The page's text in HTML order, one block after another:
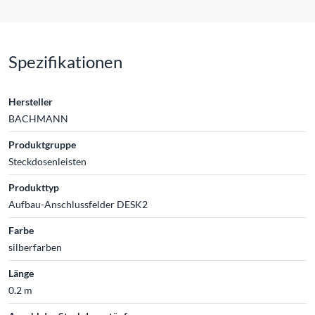
Spezifikationen
Hersteller
BACHMANN
Produktgruppe
Steckdosenleisten
Produkttyp
Aufbau-Anschlussfelder DESK2
Farbe
silberfarben
Länge
0.2 m